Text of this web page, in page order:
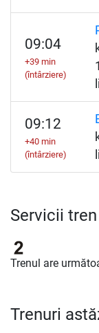
09:04
+39 min
(întârziere)
09:12
+40 min
(întârziere)
Servicii
Trenul are
Trenuri